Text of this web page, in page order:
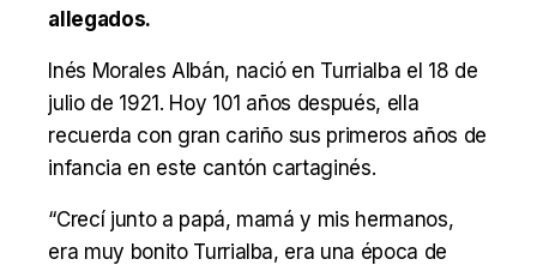
allegados.
Inés Morales Albán, nació en Turrialba el 18 de
julio de 1921. Hoy 101 años después, ella
recuerda con gran cariño sus primeros años de
infancia en este cantón cartaginés.
“Crecí junto a papá, mamá y mis hermanos,
era muy bonito Turrialba, era una época de